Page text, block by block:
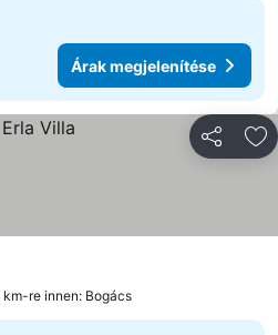
Árak megjelenítése
km-re innen: Bogács